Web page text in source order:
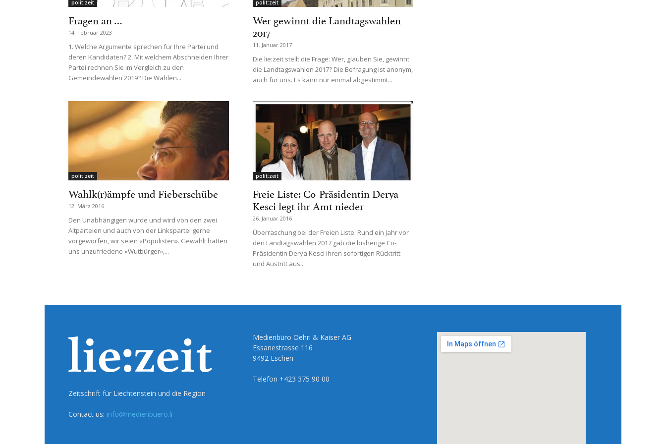
polit:zeit
Fragen an …
14. Februar 2023
1. Welche Argumente sprechen für Ihre Partei und
deren Kandidaten? 2. Mit welchem Abschneiden Ihrer
Partei rechnen Sie im Vergleich zu den
Gemeindewahlen 2019? Die Wahlen...
polit:zeit
Wer gewinnt die Landtagswahlen
2017
11. Januar 2017
Die lie:zeit stellt die Frage: Wer, glauben Sie, gewinnt
die Landtagswahlen 2017? Die Befragung ist anonym,
auch für uns. Es kann nur einmal abgestimmt...
polit:zeit
Wahlk(r)ämpfe und Fieberschübe
12. März 2016
Den Unabhängigen wurde und wird von den zwei
Altparteien und auch von der Linkspartei gerne
vorgeworfen, wir seien «Populisten». Gewählt hätten
uns unzufriedene «Wutbürger»,...
polit:zeit
Freie Liste: Co-Präsidentin Derya
Kesci legt ihr Amt nieder
26. Januar 2016
Überraschung bei der Freien Liste: Rund ein Jahr vor
den Landtagswahlen 2017 gab die bisherige Co-
Präsidentin Derya Kesci ihren sofortigen Rücktritt
und Austritt aus...
Zeitschrift für Liechtenstein und die Region
Contact us: info@medienbuero.li
Medienbüro Oehri & Kaiser AG
Essanestrasse 116
9492 Eschen
Telefon +423 375 90 00